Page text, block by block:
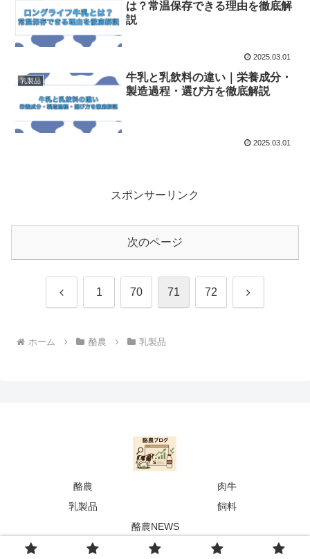
は？常温保存できる理由を徹底解
説
2025.03.01
乳製品
牛乳と乳飲料の違い｜栄養成分・
製造過程・選び方を徹底解説
2025.03.01
スポンサーリンク
次のページ
前 1 70 71 72 次
ホーム 酪農 乳製品
酪農
肉牛
乳製品
飼料
酪農NEWS
© 2025 らくする|酪農専門メディア.